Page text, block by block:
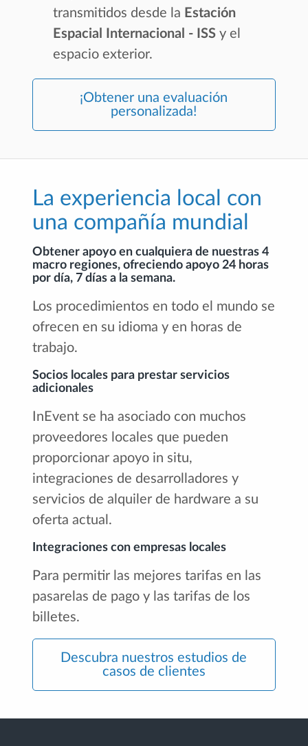
transmitidos desde la Estación
Espacial Internacional - ISSy el
espacio exterior.
¡Obtener una evaluación
personalizada!
La experiencia local con
una compañía mundial
Obtener apoyo en cualquiera de nuestras 4
macro regiones, ofreciendo apoyo 24 horas
por día, 7 días a la semana.
Los procedimientos en todo el mundo se
ofrecen en su idioma y en horas de
trabajo.
Socios locales para prestar servicios
adicionales
InEvent se ha asociado con muchos
proveedores locales que pueden
proporcionar apoyo in situ,
integraciones de desarrolladores y
servicios de alquiler de hardware a su
oferta actual.
Integraciones con empresas locales
Para permitir las mejores tarifas en las
pasarelas de pago y las tarifas de los
billetes.
Descubra nuestros estudios de
casos de clientes